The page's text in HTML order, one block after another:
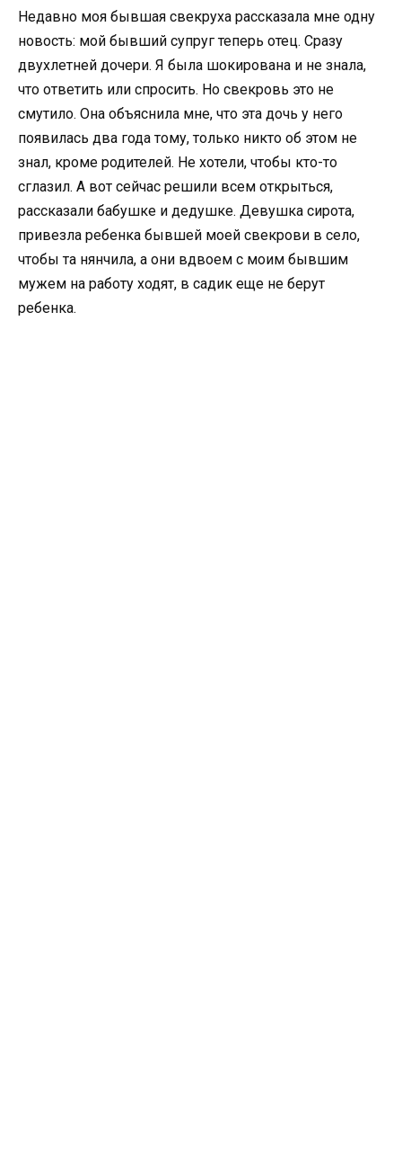
Недавно моя бывшая свекруха рассказала мне одну
новость: мой бывший супруг теперь отец. Сразу
двухлетней дочери. Я была шокирована и не знала,
что ответить или спросить. Но свекровь это не
смутило. Она объяснила мне, что эта дочь у него
появилась два года тому, только никто об этом не
знал, кроме родителей. Не хотели, чтобы кто-то
сглазил. А вот сейчас решили всем открыться,
рассказали бабушке и дедушке. Девушка сирота,
привезла ребенка бывшей моей свекрови в село,
чтобы та нянчила, а они вдвоем с моим бывшим
мужем на работу ходят, в садик еще не берут
ребенка.